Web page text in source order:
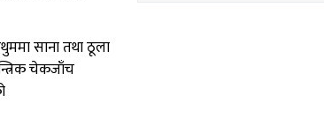
साना तथा ठूला
चेकजाँच